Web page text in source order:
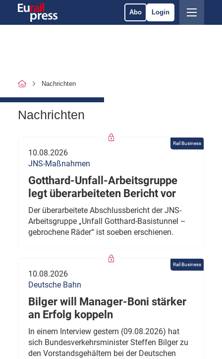
Abo Login
Nachrichten
Nachrichten
Rail Business
10.08.2026
JNS-Maßnahmen
Gotthard-Unfall-Arbeitsgruppe
legt überarbeiteten Bericht vor
Der überarbeitete Abschlussbericht der JNS-
Arbeitsgruppe „Unfall Gotthard-Basistunnel –
gebrochene Räder“ ist soeben erschienen.
Rail Business
10.08.2026
Deutsche Bahn
Bilger will Manager-Boni stärker
an Erfolg koppeln
In einem Interview gestern (09.08.2026) hat
sich Bundesverkehrsminister Steffen Bilger zu
den Vorstandsgehältern bei der Deutschen